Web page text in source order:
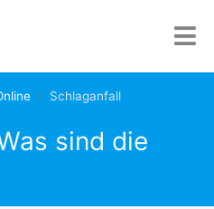
Schlaganfall
sind die